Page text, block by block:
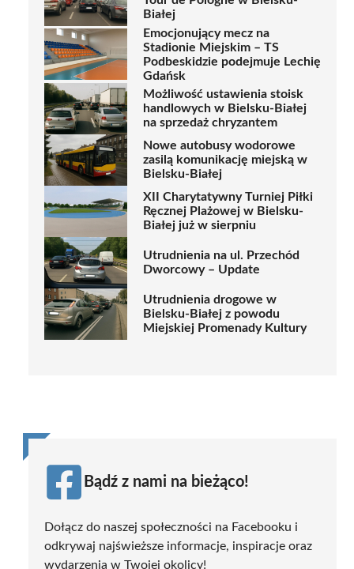
Białej
Emocjonujący mecz na
Stadionie Miejskim – TS
Podbeskidzie podejmuje Lechię
Gdańsk
Możliwość ustawienia stoisk
handlowych w Bielsku-Białej
na sprzedaż chryzantem
Nowe autobusy wodorowe
zasilą komunikację miejską w
Bielsku-Białej
XII Charytatywny Turniej Piłki
Ręcznej Plażowej w Bielsku-
Białej już w sierpniu
Utrudnienia na ul. Przechód
Dworcowy – Update
Utrudnienia drogowe w
Bielsku-Białej z powodu
Miejskiej Promenady Kultury
Bądź z nami na bieżąco!
Dołącz do naszej społeczności na Facebooku i
odkrywaj najświeższe informacje, inspiracje oraz
wydarzenia w Twojej okolicy!